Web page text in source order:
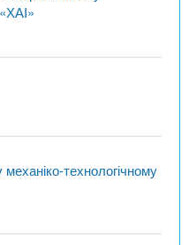
механіко-технологічному